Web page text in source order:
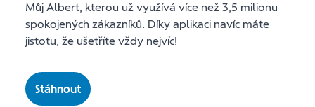
Můj Albert, kterou už využívá více než 3,5 milionu
spokojených zákazníků. Díky aplikaci navíc máte
jistotu, že ušetříte vždy nejvíc!
Stáhnout